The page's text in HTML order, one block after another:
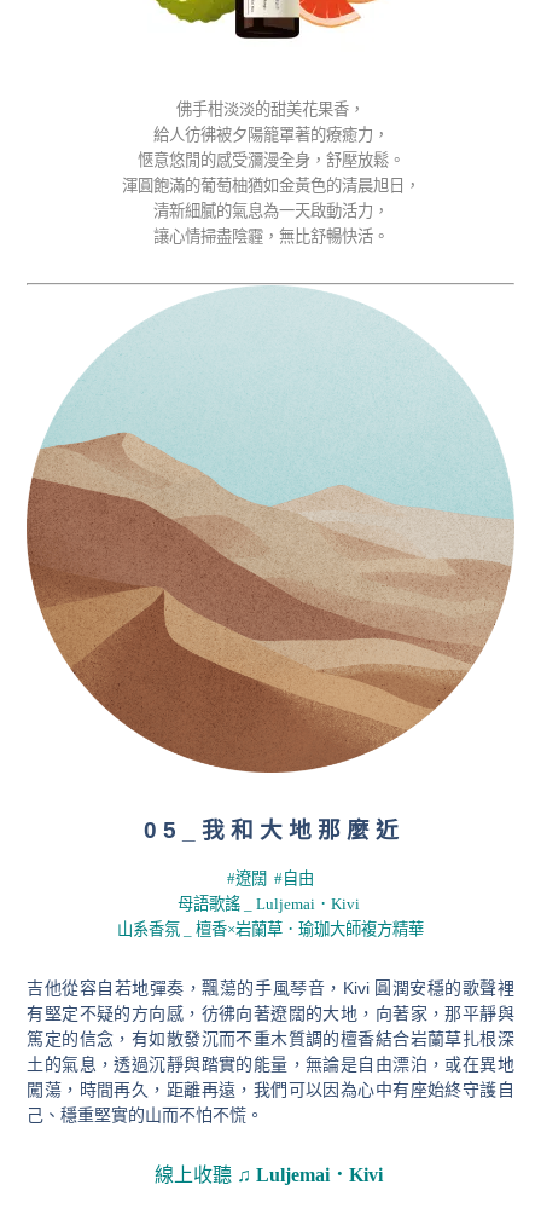
佛手柑淡淡的甜美花果香，
給人彷彿被夕陽籠罩著的療癒力，
愜意悠閒的感受瀰漫全身，舒壓放鬆。
渾圓飽滿的葡萄柚猶如金黃色的清晨旭日，
清新細膩的氣息為一天啟動活力，
讓心情掃盡陰霾，無比舒暢快活。
0 5 _ 我 和 大 地 那 麼 近
#遼闊 #自由
母語歌謠 _ Luljemai．Kivi
山系香氛 _ 檀香×岩蘭草．瑜珈大師複方精華
吉他從容自若地彈奏，飄蕩的手風琴音， Kivi 圓潤安穩的歌聲裡
有堅定不疑的方向感，彷彿向著遼闊的大地，向著家，那平靜與
篤定的信念 ，有如散發沉而不重木質調的檀香結合岩蘭草扎根深
土的氣息，透過沉靜與踏實的能量，無論是自由漂泊，或在異地
闖蕩，時間再久，距離再遠，我們可以因為心中有座始終守護自
己、穩重堅實的山而不怕不慌。
線上收聽 ♫ Luljemai．Kivi